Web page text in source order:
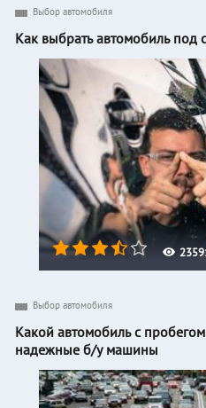
Выбор автомобиля
Как выбрать автомобиль под
Выбор автомобиля
Какой автомобиль с
надежные б/у машины